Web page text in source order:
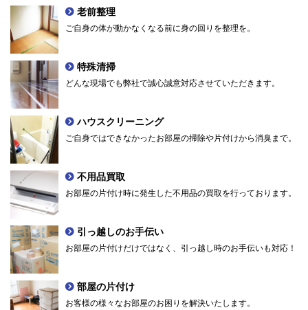
老前整理
ご自身の体が動かなくなる前に身の回りを整理を。
特殊清掃
どんな現場でも弊社で誠心誠意対応させていただきます。
ハウスクリーニング
ご自身ではできなかったお部屋の掃除や片付けから消臭まで。
不用品買取
お部屋の片付け時に発生した不用品の買取を行っております。
引っ越しのお手伝い
お部屋の片付けだけではなく、引っ越し時のお手伝いも対応！
部屋の片付け
お客様の様々なお部屋のお困りを解決いたします。